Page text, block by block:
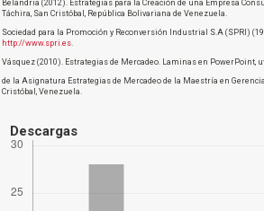
Belandria (2012). Estrategias para la Creación de una Empresa
Táchira, San Cristóbal, República Bolivariana de Venezuela.
Sociedad para la Promoción y Reconversión Industrial S.A (SPRI)
http://www.spri.es.
Vásquez (2010). Estrategias de Mercadeo. Laminas en PowerPoint,
de la Asignatura Estrategias de Mercadeo de la Maestría en
Cristóbal, Venezuela.
Descargas